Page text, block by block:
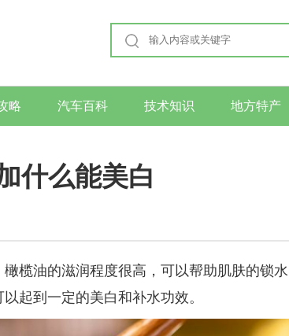
略 汽车百科 技术知识 地方特产
什么能美白
油的滋润程度很高，可以帮助肌肤的锁水
起到一定的美白和补水功效。